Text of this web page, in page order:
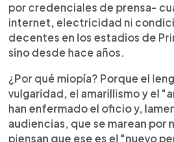
por credenciales de prensa-
internet, electricidad ni
decentes en los estadios de
sino desde hace años.
¿Por qué miopía? Porque el
vulgaridad, el amarillismo y el
han enfermado el oficio y,
audiencias, que se marean por
piensan que ese es el "nuevo